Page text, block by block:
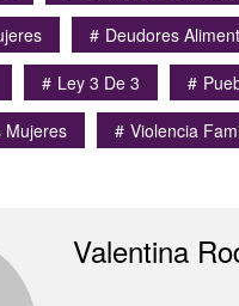
Deudores
Ley 3 De 3
Mujeres
Violencia
Valentina